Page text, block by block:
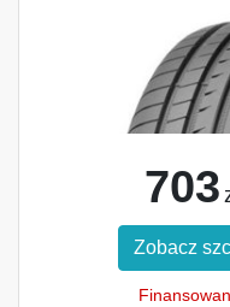
703
Zobacz